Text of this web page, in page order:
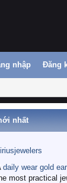
nhập Đăng
nhất
daily wear gold
most practical